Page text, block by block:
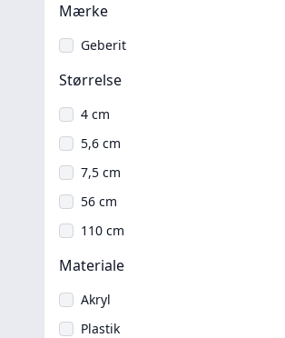
Mærke
Geberit
Størrelse
4 cm
5,6 cm
7,5 cm
56 cm
110 cm
Materiale
Akryl
Plastik